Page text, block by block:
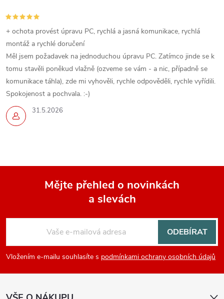
31.5.2026
+ ochota provést úpravu PC, rychlá a jasná komunikace, rychlá
montáž a rychlé doručení
Měl jsem požadavek na jednoduchou úpravu PC. Zatímco jinde se k
tomu stavěli poněkud vlažně (ozveme se vám - a nic, případně se
komunikace táhla), zde mi vyhověli, rychle odpověděli, rychle vyřídili.
Spokojenost a pochvala. :-)
p
a
Mějte přehled o novinkách
a slevách
Vložením e-mailu souhlasíte s podmínkami ochrany osobních údajů
ODEBÍRAT